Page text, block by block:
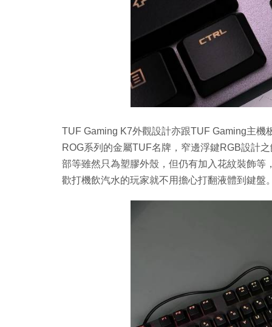
TUF Gaming K7外觀設計亦跟TUF Gaming主
ROG系列的金屬TUF名牌，窄邊浮鍵RGB設計
部等雖然只為塑膠外殼，但仍有加入花紋裝飾
歡打機飲汽水的玩家就不用擔心打翻液體到鍵盤